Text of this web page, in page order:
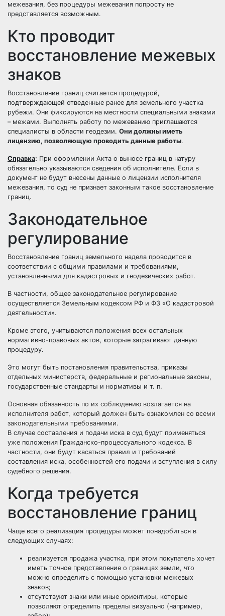
межевания, без процедуры межевания попросту не
представляется возможным.
Кто проводит
восстановление межевых
знаков
Восстановление границ считается процедурой,
подтверждающей отведенные ранее для земельного участка
рубежи. Они фиксируются на местности специальными знаками
– межами. Выполнять работу по межеванию приглашаются
специалисты в области геодезии. Они должны иметь
лицензию, позволяющую проводить данные работы.
Справка: При оформлении Акта о выносе границ в натуру
обязательно указываются сведения об исполнителе. Если в
документ не будут внесены данные о лицензии исполнителя
межевания, то суд не признает законным такое восстановление
границ.
Законодательное
регулирование
Восстановление границ земельного надела проводится в
соответствии с общими правилами и требованиями,
установленными для кадастровых и геодезических работ.
В частности, общее законодательное регулирование
осуществляется Земельным кодексом РФ и ФЗ «О кадастровой
деятельности».
Кроме этого, учитываются положения всех остальных
нормативно-правовых актов, которые затрагивают данную
процедуру.
Это могут быть постановления правительства, приказы
отдельных министерств, федеральные и региональные законы,
государственные стандарты и нормативы и т. п.
Основная обязанность по их соблюдению возлагается на
исполнителя работ, который должен быть ознакомлен со всеми
законодательными требованиями.
В случае составления и подачи иска в суд будут применяться
уже положения Гражданско-процессуального кодекса. В
частности, они будут касаться правил и требований
составления иска, особенностей его подачи и вступления в силу
судебного решения.
Когда требуется
восстановление границ
Чаще всего реализация процедуры может понадобиться в
следующих случаях:
реализуется продажа участка, при этом покупатель хочет
иметь точное представление о границах земли, что
можно определить с помощью установки межевых
знаков;
отсутствуют знаки или иные ориентиры, которые
позволяют определить пределы визуально (например,